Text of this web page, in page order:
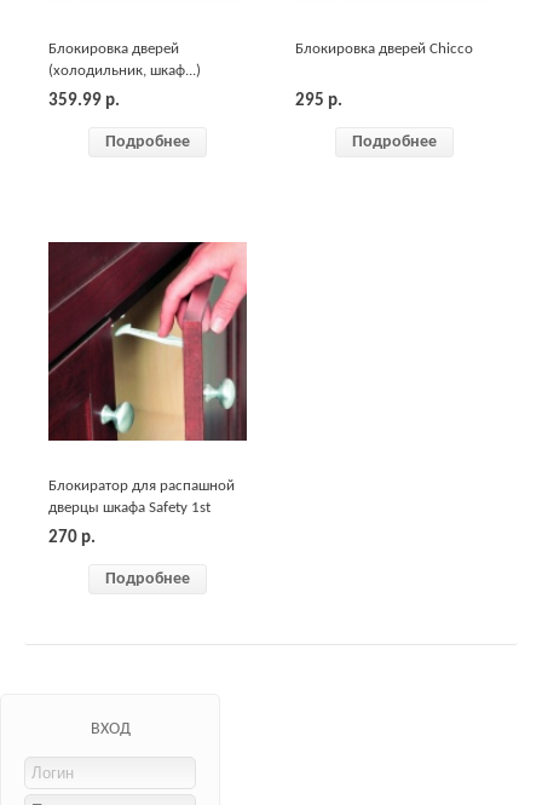
Блокировка дверей
(холодильник, шкаф...)
Chicco
359.99 р.
Подробнее
Блокировка дверей Chicco
295 р.
Подробнее
Блокиратор для распашной
дверцы шкафа Safety 1st
270 р.
Подробнее
ВХОД